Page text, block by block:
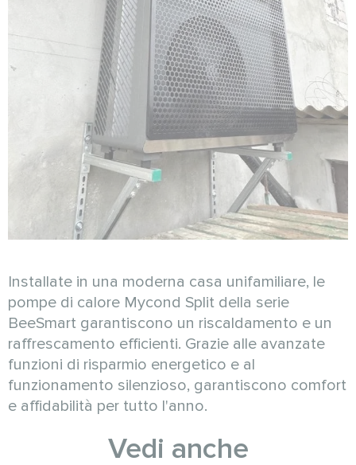
Installate in una moderna casa unifamiliare, le
pompe di calore Mycond Split della serie
BeeSmart garantiscono un riscaldamento e un
raffrescamento efficienti. Grazie alle avanzate
funzioni di risparmio energetico e al
funzionamento silenzioso, garantiscono comfort
e affidabilità per tutto l'anno.
Vedi anche